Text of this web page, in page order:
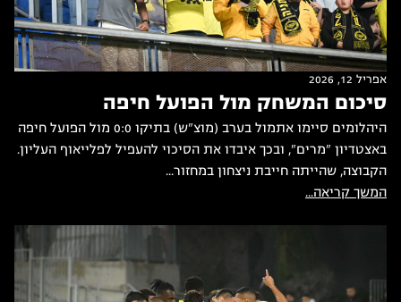
אפריל 12, 2026
סיכום המשחק מול הפועל חיפה
היהלומים סיימו אתמול בערב (מוצ"ש) בתיקו 0:0 מול הפועל חיפה
באצטדיון "מרים", ובכך איבדו את הסיכוי להעפיל לפלייאוף העליון.
הקבוצה, שהייתה חייבת ניצחון במחזור...
המשך קריאה...